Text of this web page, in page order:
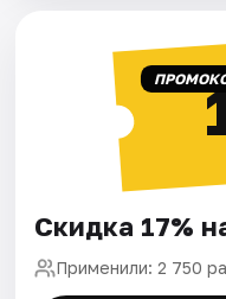
Скидка 17%
Применили: 2 750